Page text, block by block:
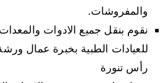
والمفروشات.
نقوم بنقل جميع الادوات والمعدات
للعيادات الطبية بخبرة عمال
رأس تنورة